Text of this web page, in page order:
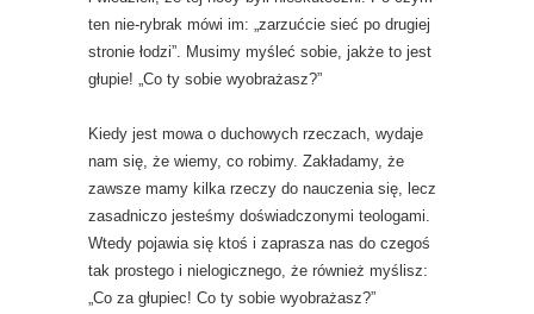
ten nie-rybrak mówi im: „zarzućcie sieć po drugiej
stronie łodzi”. Musimy myśleć sobie, jakże to jest
głupie! „Co ty sobie wyobrażasz?”
Kiedy jest mowa o duchowych rzeczach, wydaje
nam się, że wiemy, co robimy. Zakładamy, że
zawsze mamy kilka rzeczy do nauczenia się, lecz
zasadniczo jesteśmy doświadczonymi teologami.
Wtedy pojawia się ktoś i zaprasza nas do czegoś
tak prostego i nielogicznego, że również myślisz:
„Co za głupiec! Co ty sobie wyobrażasz?”